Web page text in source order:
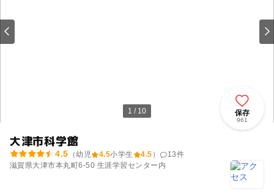
1 / 10
大津市科学館
4.5 （幼児 4.5小学生 4.5 ） 13件
滋賀県大津市本丸町6-50 生涯学習センター内
保存
961